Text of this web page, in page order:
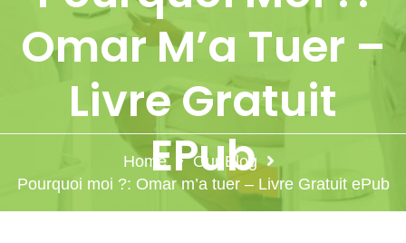
Omar M’a Tuer –
Livre Gratuit
EPub
Home
Our Blog
Pourquoi moi ?: Omar m’a tuer – Livre Gratuit ePub